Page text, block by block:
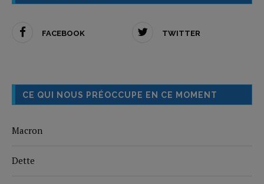
FACEBOOK TWITTER
CE QUI NOUS PRÉOCCUPE EN CE MOMENT
Macron
Dette